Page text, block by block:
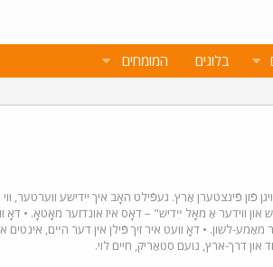
בלוגים המומחים
פֿון פֿינצטערן אַרץ. געפֿילט האָב איך ייִדישע
ווידער אַ מאָל ײִדיש" – דאָס איז אונדזער מאָטאָ. • דאָ
לשון. • דאָ וועט איר זיך פֿילן אין דער הײם,
און דרך-ארץ, נועם סטאַריק, חיים לוי.